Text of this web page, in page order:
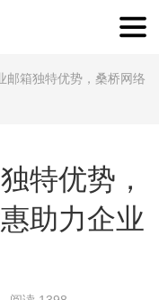
邮箱独特优势，桑桥网络
特优势，
助力企业